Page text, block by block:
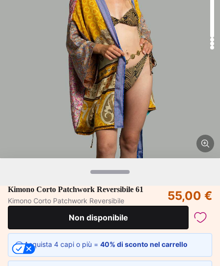
Kimono Corto Patchwork Reversibile 61
Kimono Corto Patchwork Reversibile
55,00 €
Non disponibile
Acquista 4 capi o più = 40% di sconto nel carrello